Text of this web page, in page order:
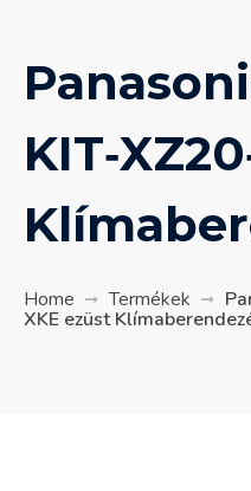
Home Termékek
XKE ezüst